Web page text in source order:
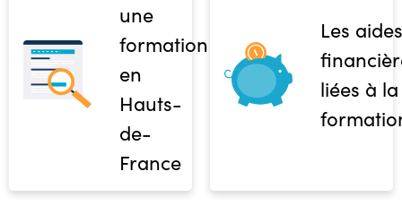
une
formation
en
Hauts-
de-
France
Les aides
liées à la